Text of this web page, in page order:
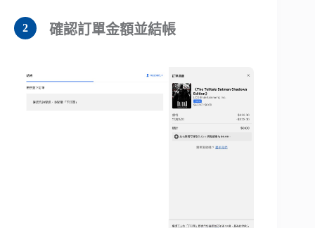
確認訂單金額並結帳